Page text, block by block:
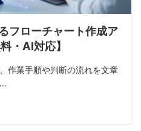
フローチャート作成ア
・AI対応】
作業手順や判断の流れを文章